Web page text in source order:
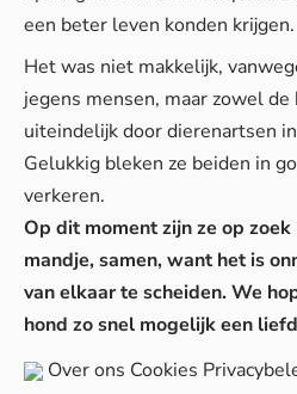
een beter leven konden krijgen.
Het was niet makkelijk,
jegens mensen, maar zowel
uiteindelijk door dierenartsen
Gelukkig bleken ze beiden in
verkeren.
Op dit moment zijn ze op
mandje, samen, want het is
van elkaar te scheiden. We
hond zo snel mogelijk een
Over ons Cookies